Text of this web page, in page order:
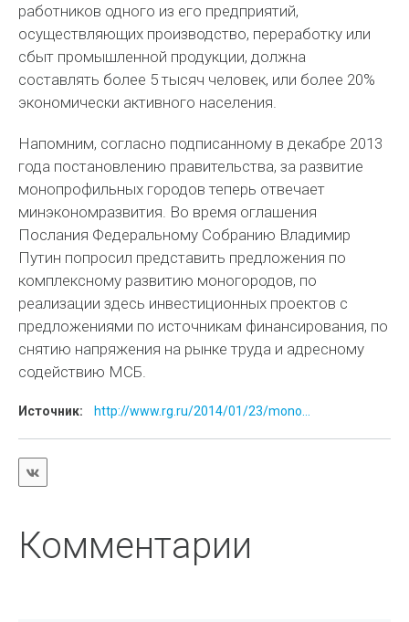
работников одного из его предприятий,
осуществляющих производство, переработку или
сбыт промышленной продукции, должна
составлять более 5 тысяч человек, или более 20%
экономически активного населения.
Напомним, согласно подписанному в декабре 2013
года постановлению правительства, за развитие
монопрофильных городов теперь отвечает
минэкономразвития. Во время оглашения
Послания Федеральному Собранию Владимир
Путин попросил представить предложения по
комплексному развитию моногородов, по
реализации здесь инвестиционных проектов с
предложениями по источникам финансирования, по
снятию напряжения на рынке труда и адресному
содействию МСБ.
Источник: http://www.rg.ru/2014/01/23/mono...
Комментарии